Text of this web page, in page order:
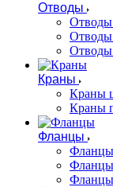
Отводы
Отводы
Отводы
Краны
Краны
Краны
Фланцы
Фланцы
Фланцы